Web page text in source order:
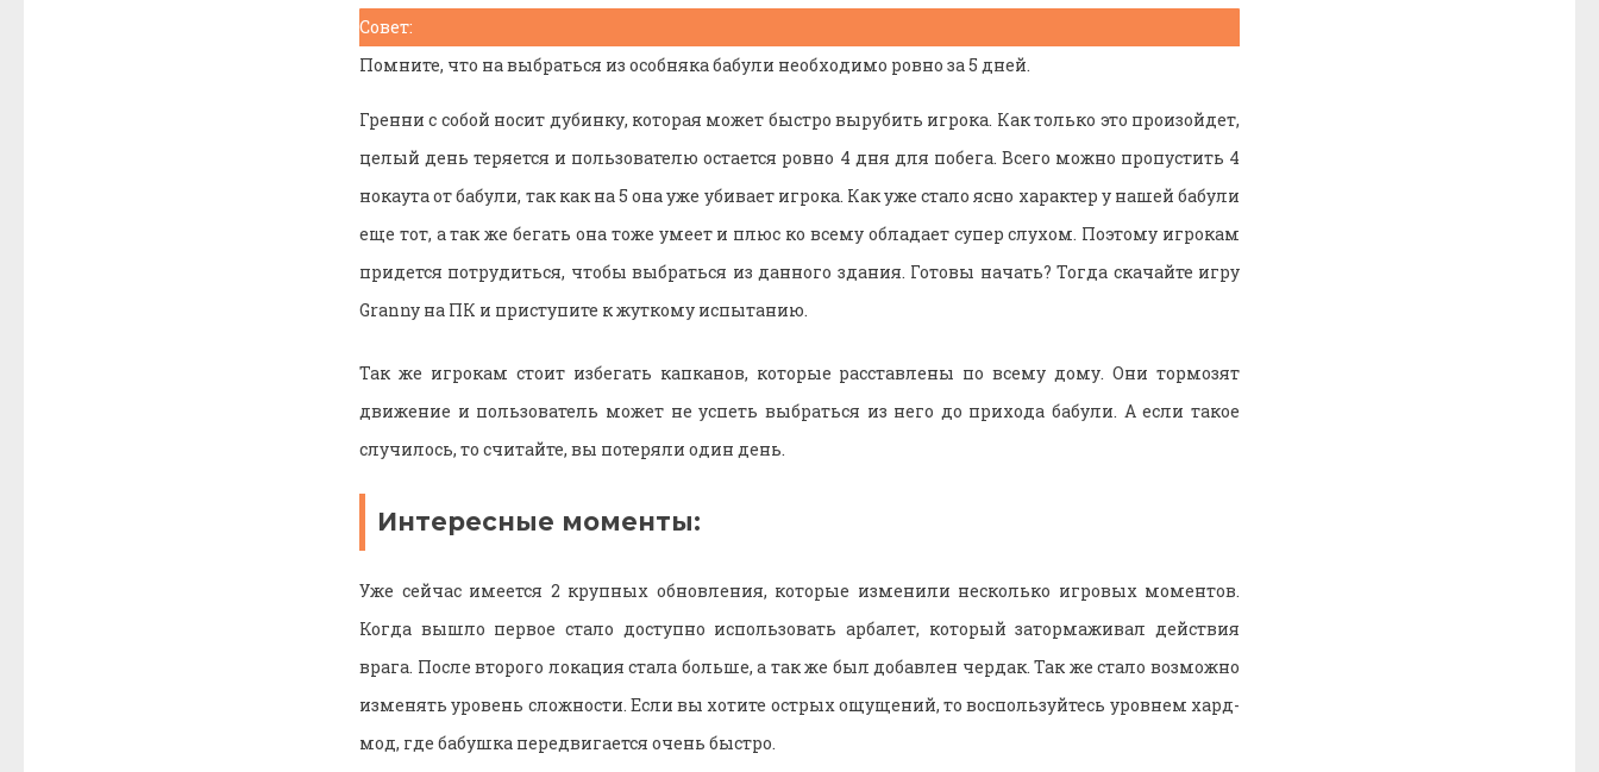
Совет:
Помните, что на выбраться из особняка бабули необходимо ровно за 5 дней.
Гренни с собой носит дубинку, которая может быстро вырубить игрока. Как только это произойдет,
целый день теряется и пользователю остается ровно 4 дня для побега. Всего можно пропустить 4
нокаута от бабули, так как на 5 она уже убивает игрока. Как уже стало ясно характер у нашей бабули
еще тот, а так же бегать она тоже умеет и плюс ко всему обладает супер слухом. Поэтому игрокам
придется потрудиться, чтобы выбраться из данного здания. Готовы начать? Тогда скачайте игру
Granny на ПК и приступите к жуткому испытанию.
Так же игрокам стоит избегать капканов, которые расставлены по всему дому. Они тормозят
движение и пользователь может не успеть выбраться из него до прихода бабули. А если такое
случилось, то считайте, вы потеряли один день.
Интересные моменты:
Уже сейчас имеется 2 крупных обновления, которые изменили несколько игровых моментов.
Когда вышло первое стало доступно использовать арбалет, который затормаживал действия
врага. После второго локация стала больше, а так же был добавлен чердак. Так же стало возможно
изменять уровень сложности. Если вы хотите острых ощущений, то воспользуйтесь уровнем хард-
мод, где бабушка передвигается очень быстро.